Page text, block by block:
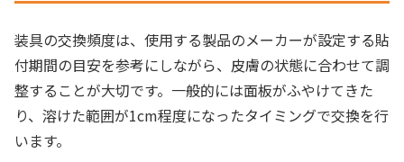
装具の交換頻度は、使用する製品のメーカーが設定する貼
付期間の目安を参考にしながら、皮膚の状態に合わせて調
整することが大切です。一般的には面板がふやけてきた
り、溶けた範囲が1cm程度になったタイミングで交換を行
います。